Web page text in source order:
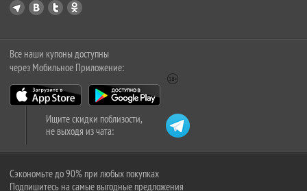
Все наши купоны доступны
через Мобильное Приложение:
Ищите скидки поблизости,
не выходя из чата:
Сэкономьте до 90% при любых покупках
Подпишитесь на самые выгодные предложения